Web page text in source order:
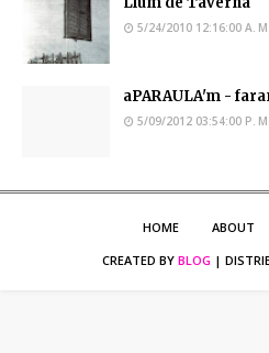
5/24/2010 12:16:00 A. M.
aPARAULA'm -
5/09/2012 03:54:00 P. M.
HOME ABOUT
CREATED BY BLOG |